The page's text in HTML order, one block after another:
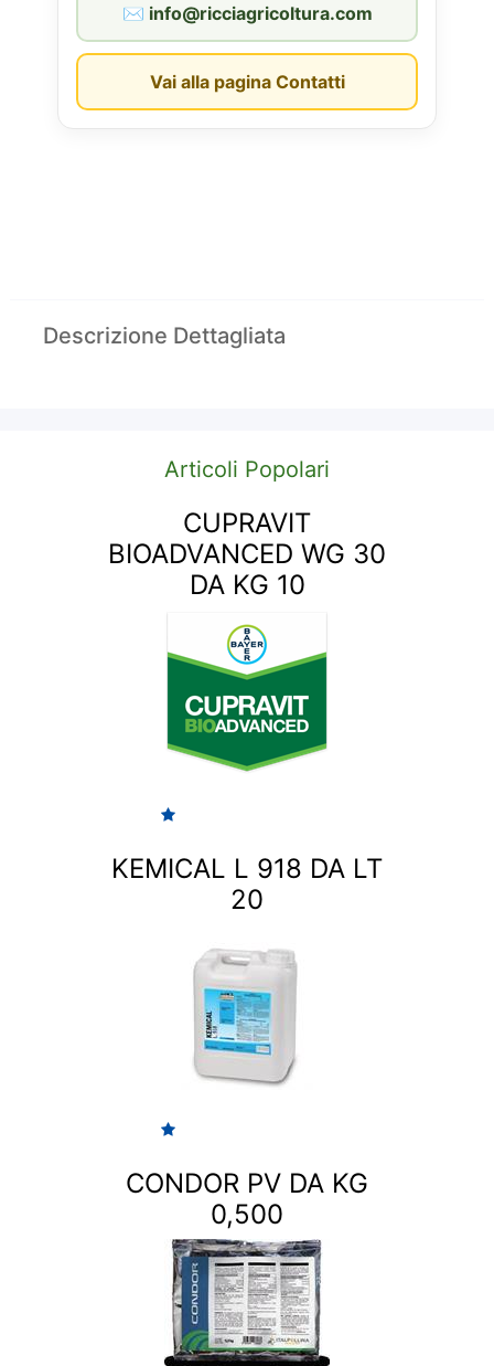
✉︎ info@ricciagricoltura.com
Vai alla pagina Contatti
Descrizione Dettagliata
Articoli Popolari
CUPRAVIT
BIOADVANCED WG 30
DA KG 10
KEMICAL L 918 DA LT
20
CONDOR PV DA KG
0,500